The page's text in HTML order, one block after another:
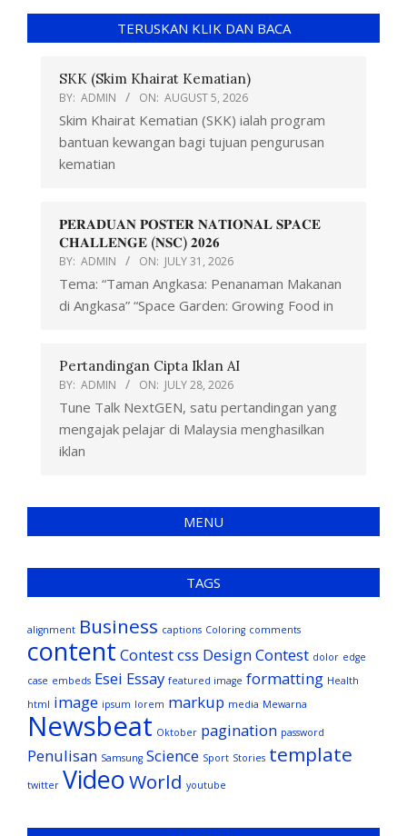
TERUSKAN KLIK DAN BACA
SKK (Skim Khairat Kematian)
BY: ADMIN ON: AUGUST 5, 2026
Skim Khairat Kematian (SKK) ialah program
bantuan kewangan bagi tujuan pengurusan
kematian
𝐏𝐄𝐑𝐀𝐃𝐔𝐀𝐍 𝐏𝐎𝐒𝐓𝐄𝐑 𝐍𝐀𝐓𝐈𝐎𝐍𝐀𝐋 𝐒𝐏𝐀𝐂𝐄
𝐂𝐇𝐀𝐋𝐋𝐄𝐍𝐆𝐄 (𝐍𝐒𝐂) 𝟐𝟎𝟐𝟔
BY: ADMIN ON: JULY 31, 2026
Tema: “Taman Angkasa: Penanaman Makanan
di Angkasa” “Space Garden: Growing Food in
Pertandingan Cipta Iklan AI
BY: ADMIN ON: JULY 28, 2026
Tune Talk NextGEN, satu pertandingan yang
mengajak pelajar di Malaysia menghasilkan
iklan
MENU
TAGS
alignment Business captions Coloring comments
content Contestcss Design Contest dolor edge
case embeds Esei Essay featured image formatting Health
html image ipsum lorem markup media Mewarna
Newsbeat Oktober pagination password
Penulisan Samsung Science Sport Stories template
twitter VideoWorld youtube